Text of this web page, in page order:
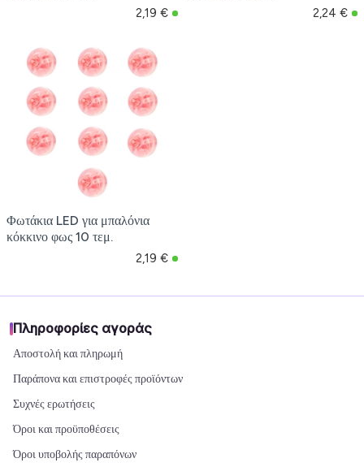
2,19 € 2,24 €
Φωτάκια LED για μπαλόνια
κόκκινο φως 10 τεμ.
2,19 €
Πληροφορίες αγοράς
Αποστολή και πληρωμή
Παράπονα και επιστροφές προϊόντων
Συχνές ερωτήσεις
Όροι και προϋποθέσεις
Όροι υποβολής παραπόνων